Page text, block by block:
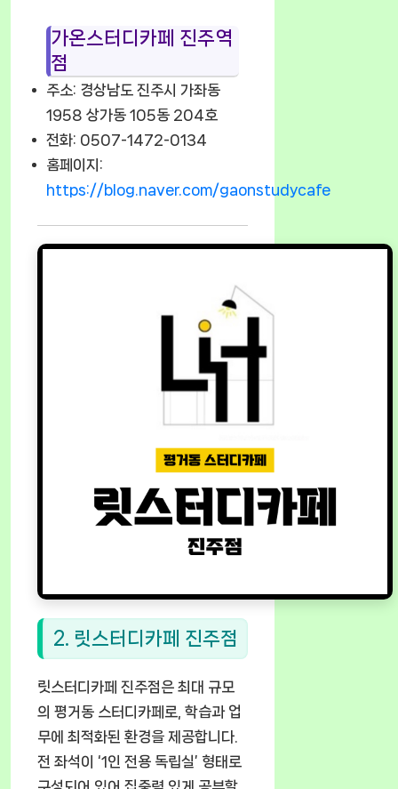
가온스터디카페 진주역
점
주소: 경상남도 진주시 가좌동
1958 상가동 105동 204호
전화: 0507-1472-0134
홈페이지:
https://blog.naver.com/gaonstudycafe
2. 릿스터디카페 진주점
릿스터디카페 진주점은 최대 규모
의 평거동 스터디카페로, 학습과 업
무에 최적화된 환경을 제공합니다.
전 좌석이 ‘1인 전용 독립실’ 형태로